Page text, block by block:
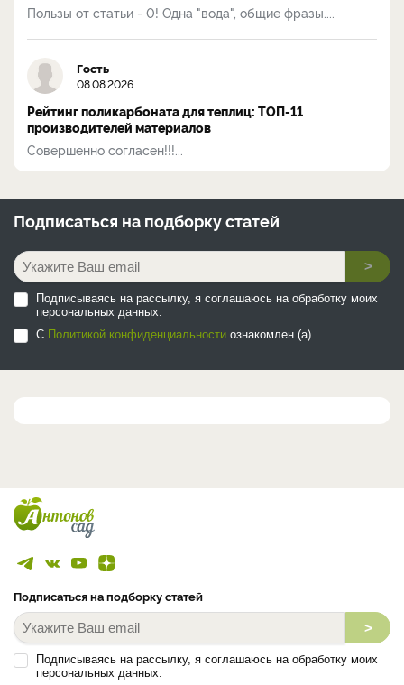
Пользы от статьи - 0! Одна "вода", общие фразы....
Гость
08.08.2026
Рейтинг поликарбоната для теплиц: ТОП-11
производителей материалов
Совершенно согласен!!!...
Подписаться на подборку статей
>
Подписываясь на рассылку, я соглашаюсь на обработку моих
персональных данных.
С Политикой конфиденциальности ознакомлен (а).
Подписаться на подборку статей
>
Подписываясь на рассылку, я соглашаюсь на обработку моих
персональных данных.